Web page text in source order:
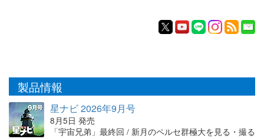
製品情報
星ナビ 2026年9月号
8月5日 発売
「宇宙兄弟」最終回 / 新月のペルセ群極大を見る・撮る